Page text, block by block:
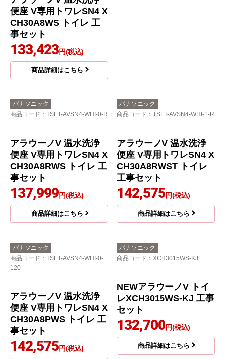
アラウーノV 温水洗浄
便座 V専用トワレSN4 X
CH30A8WS トイレ 工
事セット
133,423円(税込)
商品詳細はこちら
パナソニック
アラウーノV 温水洗浄
便座 V専用トワレSN4 X
CH30A8RWS トイレ 工
137,999円(税込)
商品詳細はこちら
パナソニック
アラウーノV 温水洗浄
便座 V専用トワレSN4 X
CH30A8RWST トイレ
142,575円(税込)
商品詳細はこちら
パナソニック
パナソニック
商品コード：XCH3015WS-KJ